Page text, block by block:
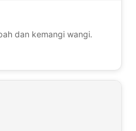
dan kemangi wangi.